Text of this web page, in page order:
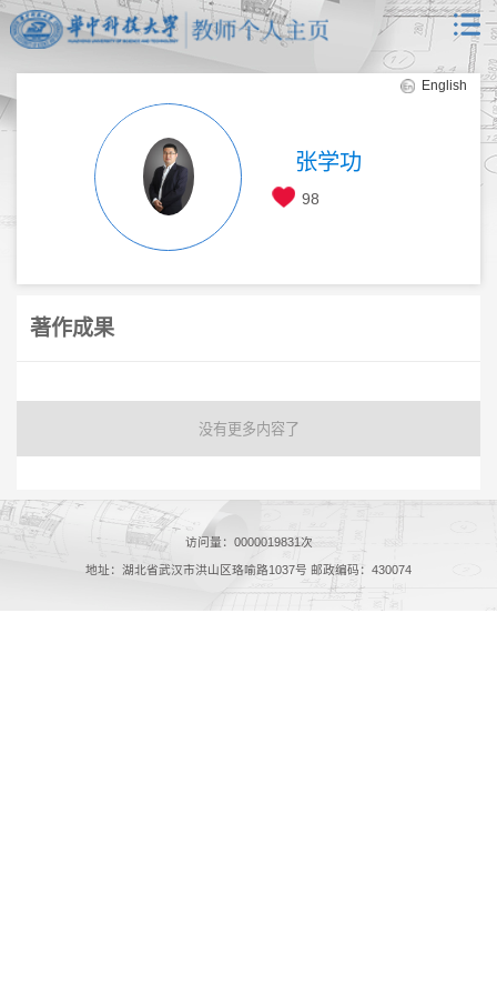
English
张学功
98
著作成果
没有更多内容了
访问量： 0000019831次
地址：湖北省武汉市洪山区珞喻路1037号 邮政编码：430074